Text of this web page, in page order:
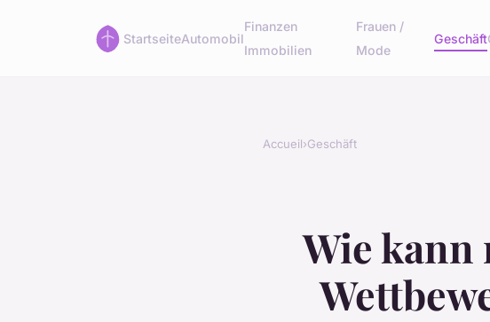
StartseiteAutomobil
Finanzen
Immobilien
Frauen /
Mode
Geschäft
Accueil›Geschäft
Wie